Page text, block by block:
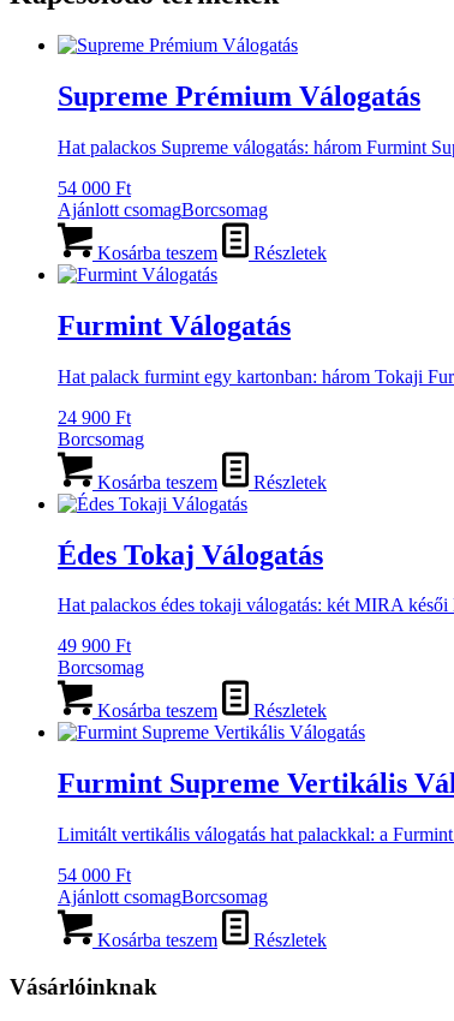
Supreme Prémium Válogatás
Hat palackos Supreme válogatás: három Furmint
54 000 Ft
Ajánlott csomagBorcsomag
Kosárba teszem Részletek
Furmint Válogatás
Hat palack furmint egy kartonban: három Tokaji
24 900 Ft
Borcsomag
Kosárba teszem Részletek
Édes Tokaj Válogatás
Hat palackos édes tokaji válogatás: két MIRA
49 900 Ft
Borcsomag
Kosárba teszem Részletek
Furmint Supreme Vertikális
Limitált vertikális válogatás hat palackkal: a
54 000 Ft
Ajánlott csomagBorcsomag
Kosárba teszem Részletek
Vásárlóinknak